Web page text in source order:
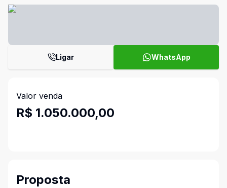
Ligar WhatsApp
Valor venda
R$ 1.050.000,00
Proposta